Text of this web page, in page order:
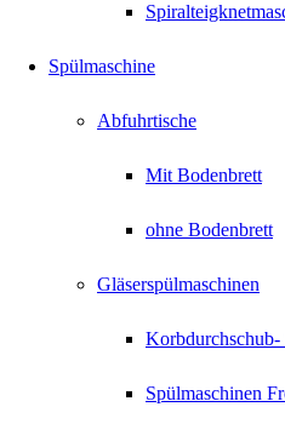
Spülmaschine
Abfuhrtische
Mit Bodenbrett
ohne Bodenbrett
Gläserspülmaschinen
Korbdurchschub-
Spülmaschinen